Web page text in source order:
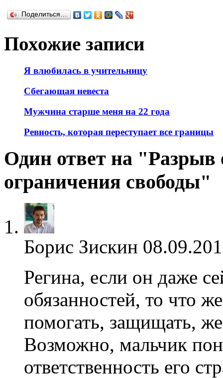
Поделиться…
Похожие записи
Я влюбилась в учительницу
Сбегающая невеста
Мужчина старше меня на 22 года
Ревность, которая переступает все границы
Один ответ на "Разрыв
ограничения свободы"
Борис Зискин
Регина, если он даже
обязанностей, то что
помогать, защищать,
Возможно, мальчик
ответственность его